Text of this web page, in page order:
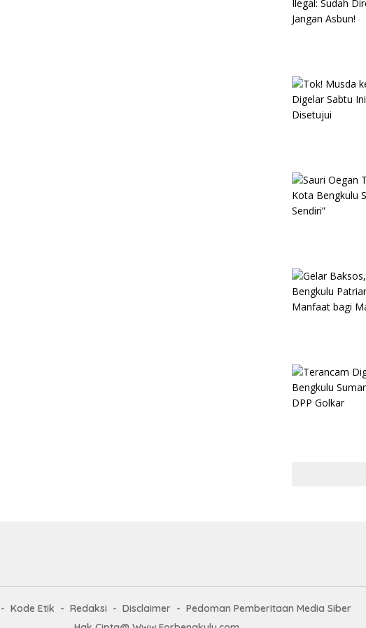
Kode Etik Redaksi Disclaimer
Pedoman Pemberitaan Media Siber